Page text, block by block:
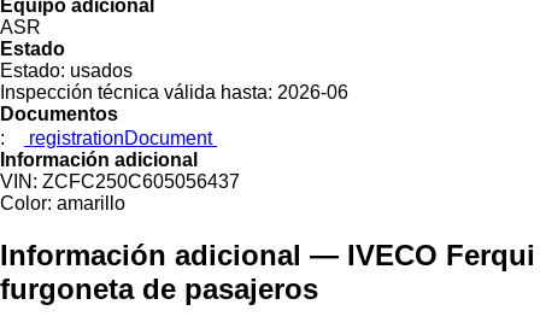
Equipo adicional
ASR
Estado
Estado: usados
Inspección técnica válida hasta: 2026-06
Documentos
:
registrationDocument
Información adicional
VIN: ZCFC250C605056437
Color: amarillo
Información adicional — IVECO Ferqui
furgoneta de pasajeros